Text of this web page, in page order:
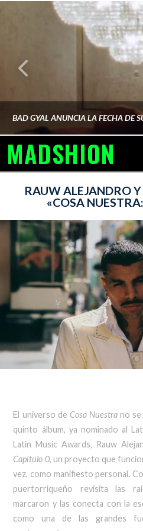
FEBRERO
MADSHION
RAUW ALEJANDRO
«COSA
El universo de Cosa Nuestrano se
quinto álbum, ya nominado al
Latin Music Awards, Rauw
Capítulo 0, un proyecto que
vez, como manifiesto personal.
puertorriqueño revisita las
marcaron y las conecta con la
como una de las grandes